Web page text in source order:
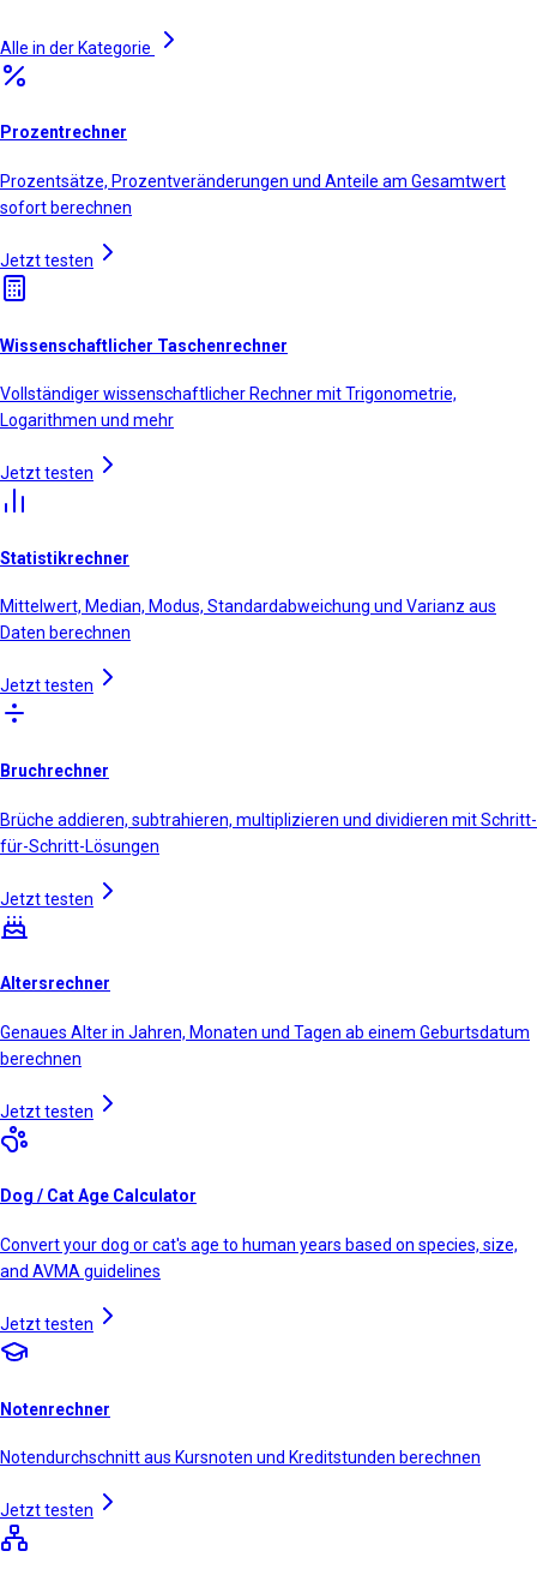
Alle in der Kategorie
Prozentrechner
Prozentsätze, Prozentveränderungen und Anteile am Gesamtwert
sofort berechnen
Jetzt testen
Wissenschaftlicher Taschenrechner
Vollständiger wissenschaftlicher Rechner mit Trigonometrie,
Logarithmen und mehr
Jetzt testen
Statistikrechner
Mittelwert, Median, Modus, Standardabweichung und Varianz aus
Daten berechnen
Jetzt testen
Bruchrechner
Brüche addieren, subtrahieren, multiplizieren und dividieren mit Schritt-
für-Schritt-Lösungen
Jetzt testen
Altersrechner
Genaues Alter in Jahren, Monaten und Tagen ab einem Geburtsdatum
berechnen
Jetzt testen
Dog / Cat Age Calculator
Convert your dog or cat's age to human years based on species, size,
and AVMA guidelines
Jetzt testen
Notenrechner
Notendurchschnitt aus Kursnoten und Kreditstunden berechnen
Jetzt testen